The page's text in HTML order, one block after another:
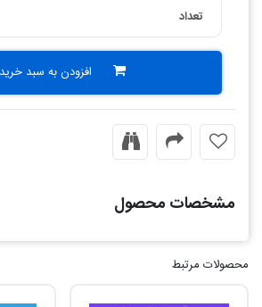
تعداد
افزودن به سبد خرید
مشخصات محصول
محصولات مرتبط